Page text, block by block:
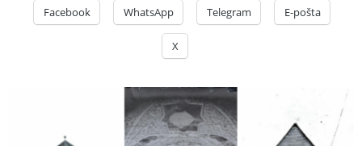
Facebook WhatsApp Telegram E-pošta
X